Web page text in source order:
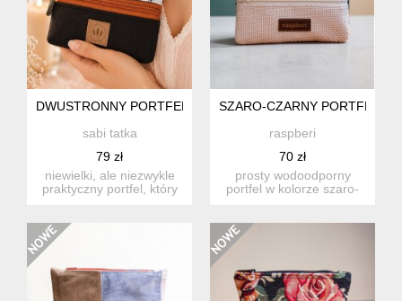
DWUSTRONNY PORTFEL Z WELURU LIZBONA
sabi tatka
79 zł
niewielki, ale niezwykle
praktyczny portfel, który
SZARO-CZARNY PORTFELIK
raspberi
70 zł
prosty wodoodporny
portfel w kolorze szaro-